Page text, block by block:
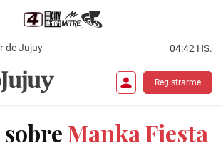
de Jujuy 04:42 HS.
Registrarme
Manka Fiesta